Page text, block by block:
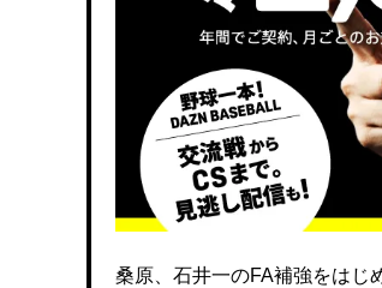
桑原、石井一のFA補強をはじ